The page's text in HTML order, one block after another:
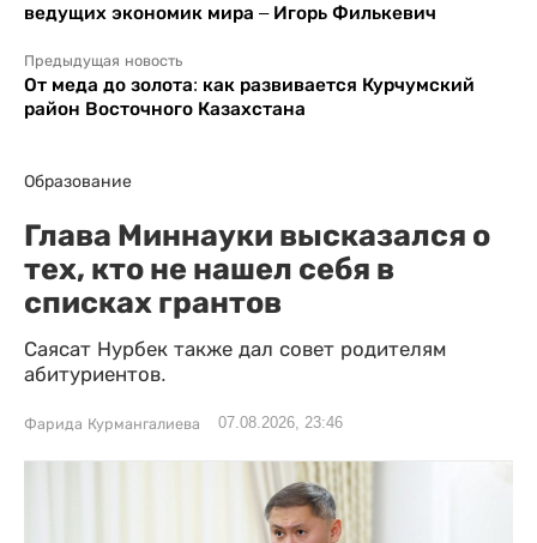
ведущих экономик мира – Игорь Филькевич
Предыдущая новость
От меда до золота: как развивается Курчумский
район Восточного Казахстана
Образование
Глава Миннауки высказался о
тех, кто не нашел себя в
списках грантов
Саясат Нурбек также дал совет родителям
абитуриентов.
Фарида Курмангалиева 07.08.2026, 23:46